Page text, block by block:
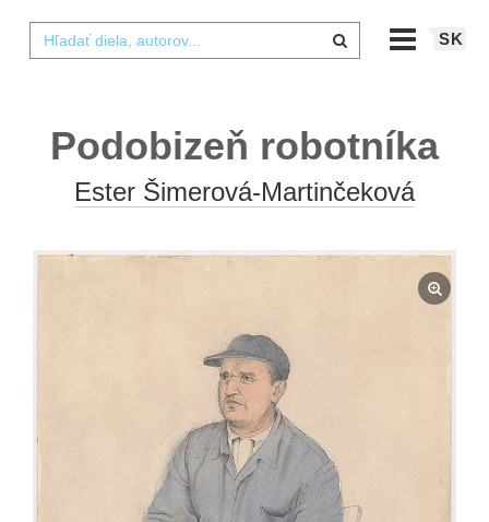
SK
Podobizeň robotníka
Ester Šimerová-Martinčeková